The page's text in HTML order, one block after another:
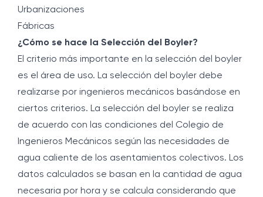
Urbanizaciones
Fábricas
¿Cómo se hace la Selección del Boyler?
El criterio más importante en la selección del boyler
es el área de uso. La selección del boyler debe
realizarse por ingenieros mecánicos basándose en
ciertos criterios. La selección del boyler se realiza
de acuerdo con las condiciones del Colegio de
Ingenieros Mecánicos según las necesidades de
agua caliente de los asentamientos colectivos. Los
datos calculados se basan en la cantidad de agua
necesaria por hora y se calcula considerando que